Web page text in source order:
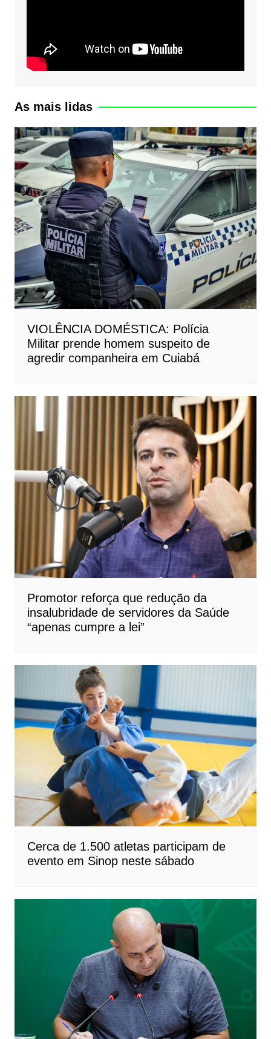
As mais lidas
VIOLÊNCIA DOMÉSTICA: Polícia
Militar prende homem suspeito de
agredir companheira em Cuiabá
Promotor reforça que redução da
insalubridade de servidores da Saúde
“apenas cumpre a lei”
Cerca de 1.500 atletas participam de
evento em Sinop neste sábado